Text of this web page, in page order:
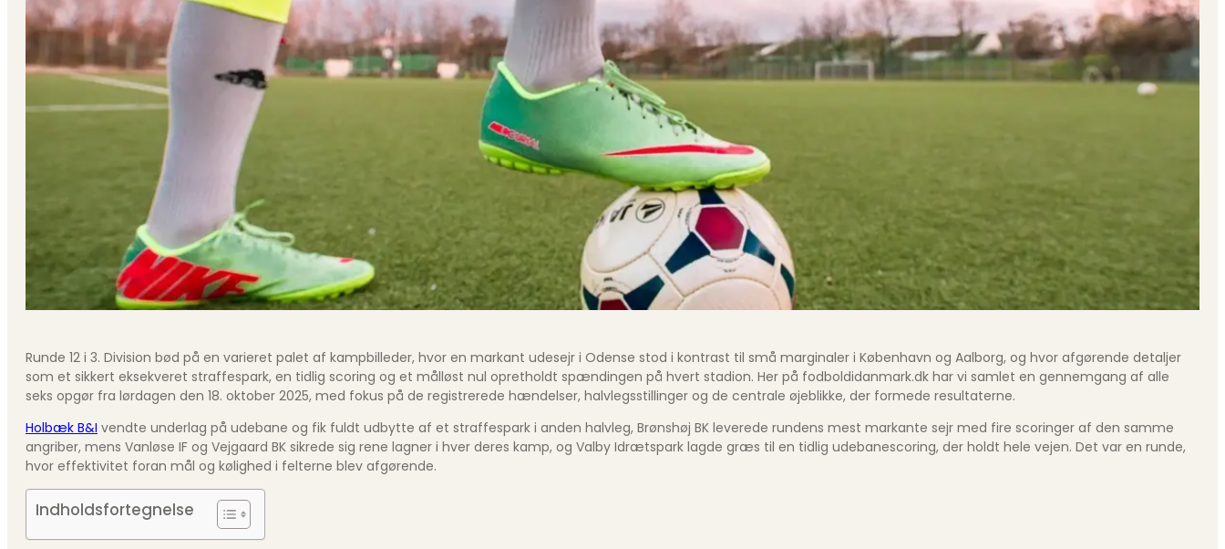
Runde 12 i 3. Division bød på en varieret palet af kampbilleder, hvor en markant udesejr i Odense stod i kontrast til små marginaler i København og Aalborg, og hvor afgørende detaljer
som et sikkert eksekveret straffespark, en tidlig scoring og et målløst nul opretholdt spændingen på hvert stadion. Her på fodboldidanmark.dk har vi samlet en gennemgang af alle
seks opgør fra lørdagen den 18. oktober 2025, med fokus på de registrerede hændelser, halvlegsstillinger og de centrale øjeblikke, der formede resultaterne.
Holbæk B&I vendte underlag på udebane og fik fuldt udbytte af et straffespark i anden halvleg, Brønshøj BK leverede rundens mest markante sejr med fire scoringer af den samme
angriber, mens Vanløse IF og Vejgaard BK sikrede sig rene lagner i hver deres kamp, og Valby Idrætspark lagde græs til en tidlig udebanescoring, der holdt hele vejen. Det var en runde,
hvor effektivitet foran mål og kølighed i felterne blev afgørende.
Indholdsfortegnelse